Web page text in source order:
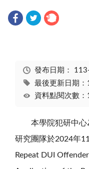
發布日期：
最後更新日期
資料點閱次數
本學院犯研中心
研究團隊於2024年
Repeat DUI